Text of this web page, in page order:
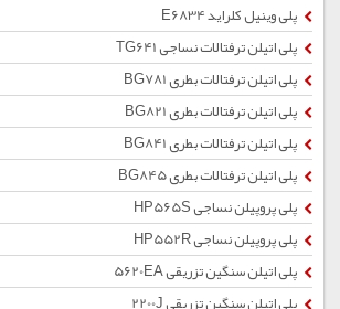
پلی وینیل کلراید E6834
پلی اتیلن ترفتالات نساجی TG641
پلی اتیلن ترفتالات بطری BG781
پلی اتیلن ترفتالات بطری BG821
پلی اتیلن ترفتالات بطری BG841
پلی اتیلن ترفتالات بطری BG845
پلی پروپیلن نساجی HP565S
پلی پروپیلن نساجی HP552R
پلی اتیلن سنگین تزریقی 5620EA